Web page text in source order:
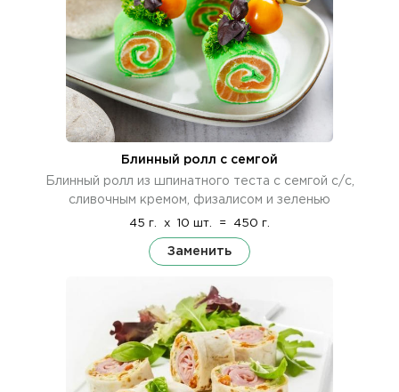
Блинный ролл с семгой
Блинный ролл из шпинатного теста с семгой с/с,
сливочным кремом, физалисом и зеленью
45 г. x 10 шт. = 450 г.
Заменить